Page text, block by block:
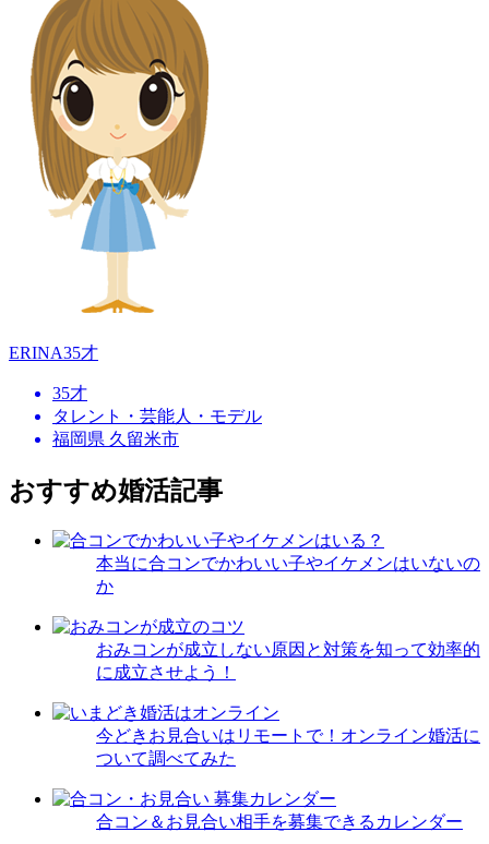
ERINA35才
35才
タレント・芸能人・モデル
福岡県 久留米市
おすすめ婚活記事
本当に合コンでかわいい子やイケメンはいないの
か
おみコンが成立しない原因と対策を知って効率的
に成立させよう！
今どきお見合いはリモートで！オンライン婚活に
ついて調べてみた
合コン＆お見合い相手を募集できるカレンダー